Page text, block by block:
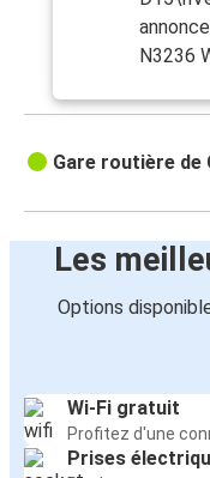
N3236
Gare routière de
Les
Options
Wi-Fi gratuit
Profitez d'une
Prises